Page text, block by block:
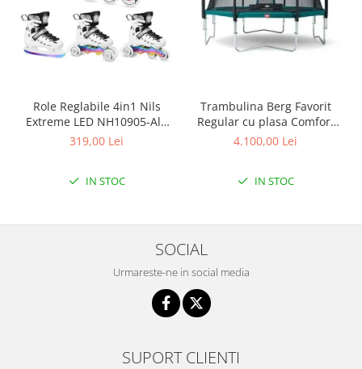
Role Reglabile 4in1 Nils
Extreme LED NH10905-Alb
curcubeu
319,00 Lei
IN STOC
Trambulina Berg Favorit
Regular cu plasa Comfort
380
4.100,00 Lei
IN STOC
SOCIAL
Urmareste-ne in social media
SUPORT CLIENTI